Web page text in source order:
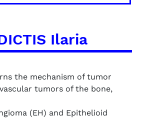
Ilaria
the mechanism of tumor
tumors of the bone,
(EH) and Epithelioid